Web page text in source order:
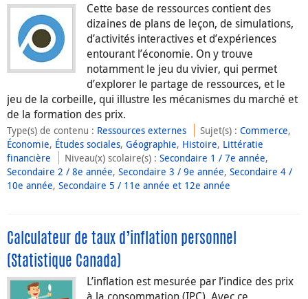
Cette base de ressources contient des
dizaines de plans de leçon, de simulations,
d’activités interactives et d’expériences
entourant l’économie. On y trouve
notamment le jeu du vivier, qui permet
d’explorer le partage de ressources, et le
jeu de la corbeille, qui illustre les mécanismes du marché et
de la formation des prix.
Type(s) de contenu : Ressources externes Sujet(s) :Commerce,
Économie, Études sociales, Géographie, Histoire, Littératie
financière
Niveau(x) scolaire(s) :Secondaire 1 / 7e année,
Secondaire 2 / 8e année, Secondaire 3 / 9e année, Secondaire 4 /
10e année, Secondaire 5 / 11e année et 12e année
Calculateur de taux d’inflation personnel
(Statistique Canada)
L’inflation est mesurée par l’indice des prix